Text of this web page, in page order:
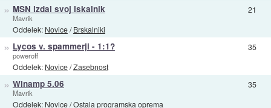
» MSN izdal svoj iskalnik
Mavrik
Oddelek: Novice/Brskalniki
21
» Lycos v. spammerji - 1:1?
poweroff
Oddelek: Novice/Zasebnost
35
» Winamp 5.06
Mavrik
Oddelek: Novice/Ostala programska oprema
35